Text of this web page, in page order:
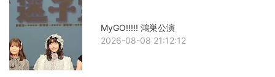
MyGO!!!!! 鴻巣公演
2026-08-08 21:12:12